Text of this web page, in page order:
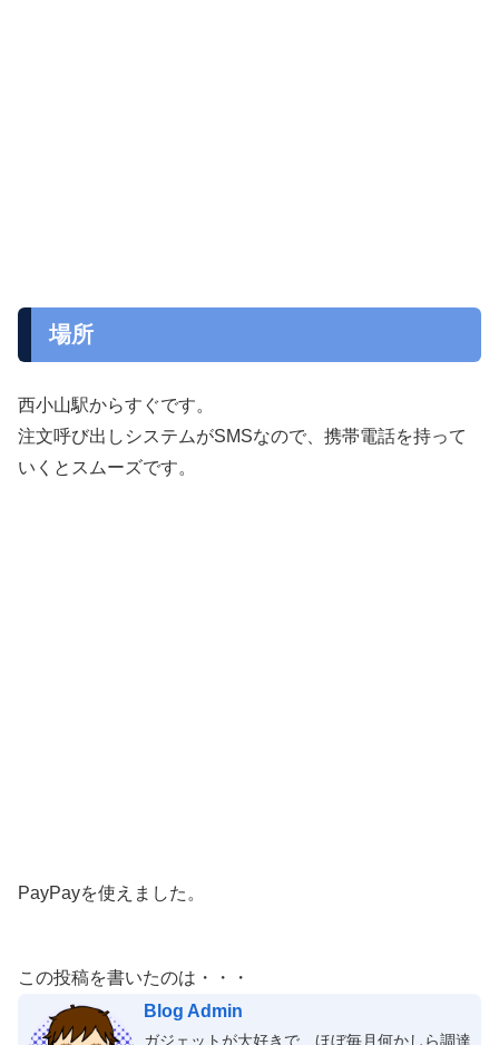
場所
西小山駅からすぐです。
注文呼び出しシステムがSMSなので、携帯電話を持って
いくとスムーズです。
PayPayを使えました。
この投稿を書いたのは・・・
Blog Admin
ガジェットが大好きで、ほぼ毎月何かしら調達